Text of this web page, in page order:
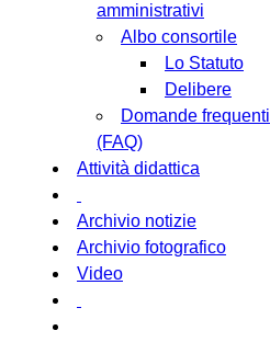
amministrativi
Albo consortile
Lo Statuto
Delibere
Domande frequenti
(FAQ)
Attività didattica
Archivio notizie
Archivio fotografico
Video